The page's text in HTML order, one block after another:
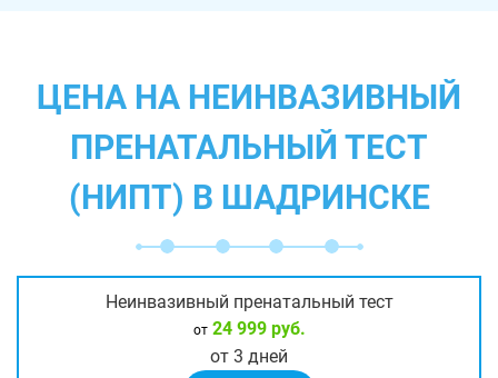
ЦЕНА НА НЕИНВАЗИВНЫЙ
ПРЕНАТАЛЬНЫЙ ТЕСТ
(НИПТ) В ШАДРИНСКЕ
Неинвазивный пренатальный тест
от24 999 руб.
от 3 дней